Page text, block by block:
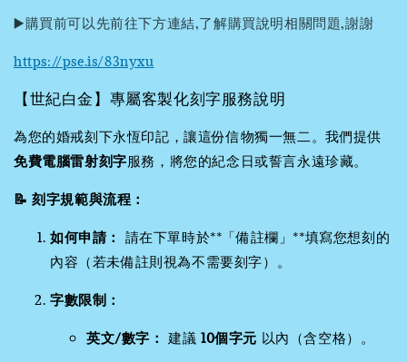
▶️購買前可以先前往下方連結,了解購買說明相關問題,謝謝
https://pse.is/83nyxu
【世紀白金】專屬客製化刻字服務說明
為您的婚戒刻下永恆印記，讓這份信物獨一無二。我們提供
免費電腦雷射刻字服務，將您的紀念日或誓言永遠珍藏。
📝 刻字規範與流程：
如何申請： 請在下單時於**「備註欄」**填寫您想刻的
內容（若未備註則視為不需要刻字）。
字數限制：
英文/數字： 建議10個字元 以內（含空格）。